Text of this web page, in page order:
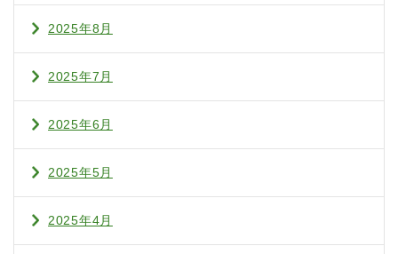
2025年8月
2025年7月
2025年6月
2025年5月
2025年4月